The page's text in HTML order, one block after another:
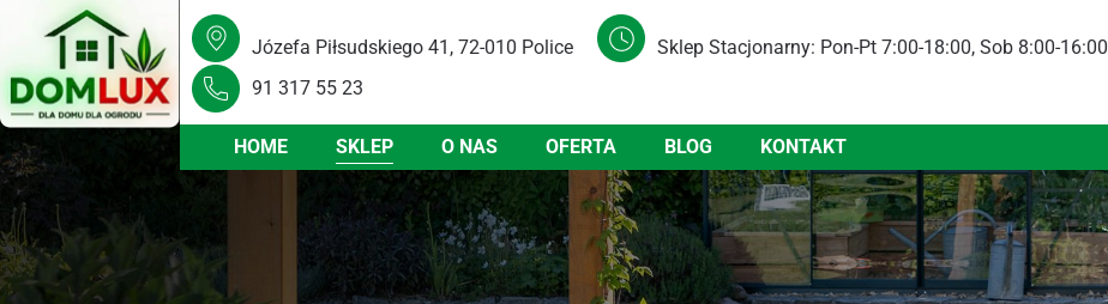
Józefa Piłsudskiego 41, 72-010 Police Sklep Stacjonarny: Pon-Pt 7:00-18:00, Sob 8:00-16:00
91 317 55 23
HOME SKLEP O NAS OFERTA BLOG KONTAKT